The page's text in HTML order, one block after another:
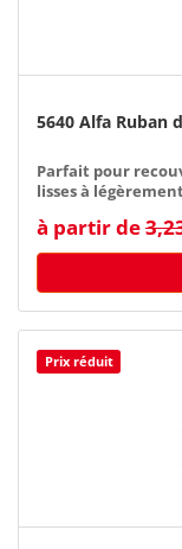
5640 Alfa Ruban
Parfait pour
lisses à
à partir de
Prix réduit